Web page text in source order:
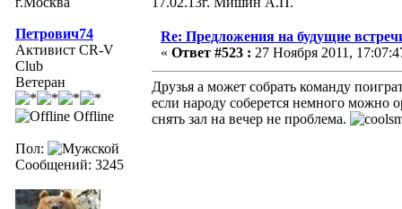
Петрович74
Активист CR-V
Club
Ветеран
Offline
Пол:
Сообщений: 3245
Re: Предложения на будущие
« Ответ #523 : 27 Ноября 2011,
Друзья а может собрать команду
если народу соберется немного можно
снять зал на вечер не проблема.